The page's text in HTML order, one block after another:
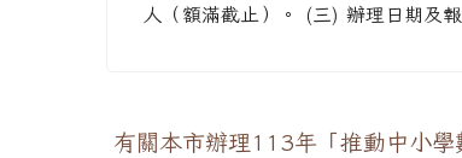
人（額滿截止）。 (三) 辦理日期及
有關本市辦理113年「推動中小